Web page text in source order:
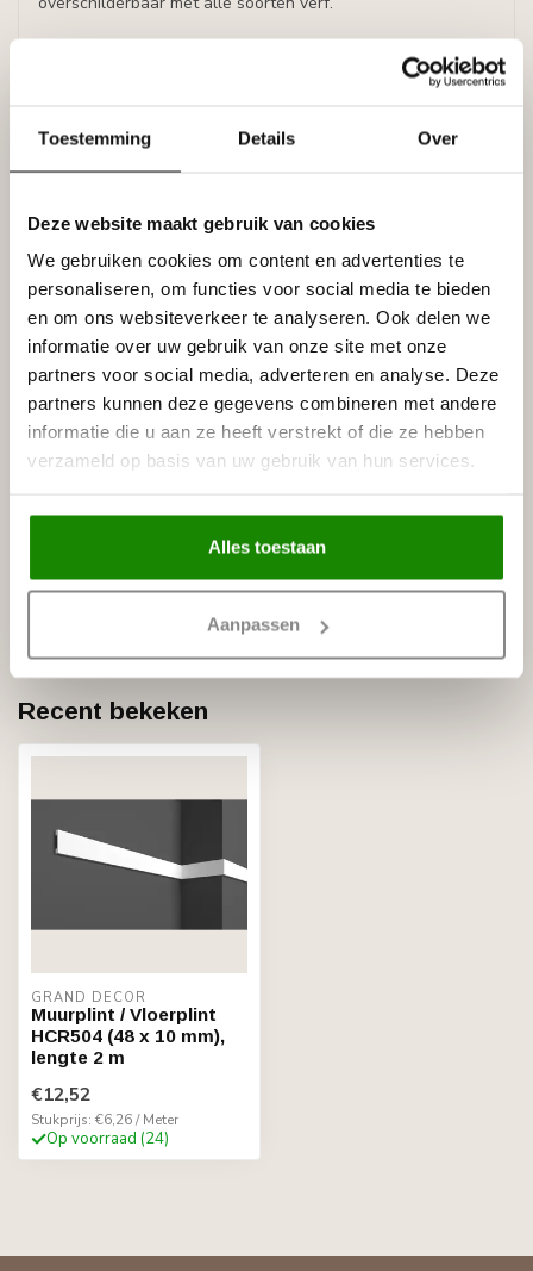
Toestemming Details Over
Deze website maakt gebruik van cookies
We gebruiken cookies om content en advertenties te
personaliseren, om functies voor social media te bieden
en om ons websiteverkeer te analyseren. Ook delen we
informatie over uw gebruik van onze site met onze
partners voor social media, adverteren en analyse. Deze
partners kunnen deze gegevens combineren met andere
informatie die u aan ze heeft verstrekt of die ze hebben
verzameld op basis van uw gebruik van hun services.
Alles toestaan
Aanpassen
-Grand Decor HCR504-1 hoekbochten (150 x 150 mm), set
(4 stuks)
Specificaties
Reviews
Tags
Gerelateerde producten
NMC
NMC Adefix lijmkoker 310 ml €8,95
GRAND DECOR
hoekbochten (150 x 150 mm),
Niet op voorraad
€14,25
Recent bekeken
GRAND DECOR
Muurplint / Vloerplint
HCR504 (48 x 10 mm),
lengte 2 m
€12,52
Stukprijs: €6,26 / Meter
Op voorraad (24)